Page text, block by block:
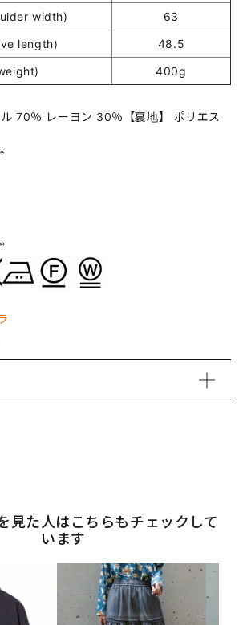
width)
63
length)
48.5
400g
ル 70％ レーヨン 30％【裏地】 ポリエス
見た人はこちらもチェックして
います